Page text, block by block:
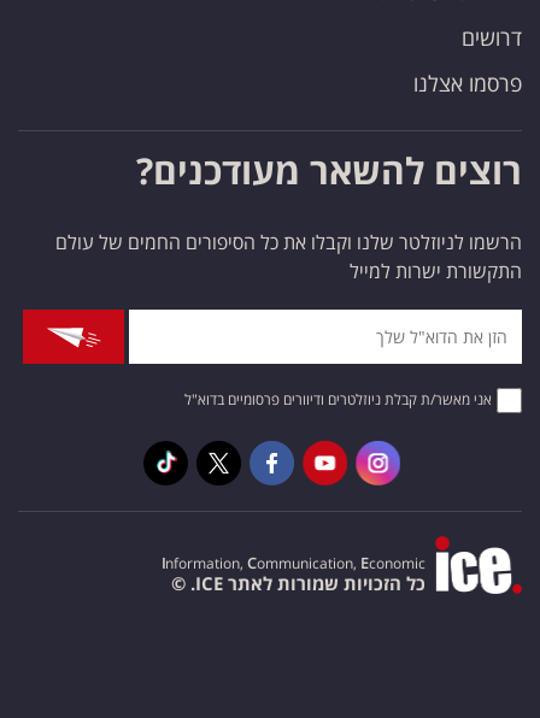
דרושים
פרסמו אצלנו
רוצים להשאר מעודכנים?
הרשמו לניוזלטר שלנו וקבלו את כל הסיפורים החמים של עולם
התקשורת ישרות למייל
אני מאשר/ת קבלת ניוזלטרים ודיוורים פרסומיים בדוא"ל
Information, Communication, Economic
כל הזכויות שמורות לאתר ICE. ©